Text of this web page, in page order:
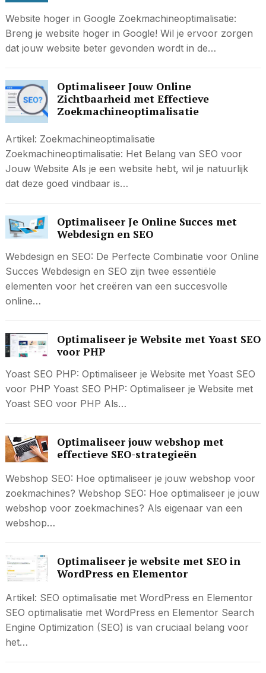
Website hoger in Google Zoekmachineoptimalisatie:
Breng je website hoger in Google! Wil je ervoor zorgen
dat jouw website beter gevonden wordt in de…
Optimaliseer Jouw Online
Zichtbaarheid met Effectieve
Zoekmachineoptimalisatie
Artikel: Zoekmachineoptimalisatie
Zoekmachineoptimalisatie: Het Belang van SEO voor
Jouw Website Als je een website hebt, wil je natuurlijk
dat deze goed vindbaar is…
Optimaliseer Je Online Succes met
Webdesign en SEO
Webdesign en SEO: De Perfecte Combinatie voor Online
Succes Webdesign en SEO zijn twee essentiële
elementen voor het creëren van een succesvolle
online…
Optimaliseer je Website met Yoast SEO
voor PHP
Yoast SEO PHP: Optimaliseer je Website met Yoast SEO
voor PHP Yoast SEO PHP: Optimaliseer je Website met
Yoast SEO voor PHP Als…
Optimaliseer jouw webshop met
effectieve SEO-strategieën
Webshop SEO: Hoe optimaliseer je jouw webshop voor
zoekmachines? Webshop SEO: Hoe optimaliseer je jouw
webshop voor zoekmachines? Als eigenaar van een
webshop…
Optimaliseer je website met SEO in
WordPress en Elementor
Artikel: SEO optimalisatie met WordPress en Elementor
SEO optimalisatie met WordPress en Elementor Search
Engine Optimization (SEO) is van cruciaal belang voor
het…